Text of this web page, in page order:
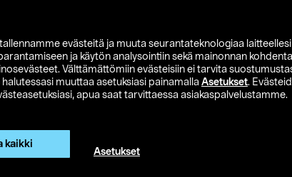
evästeitä ja muuta seurantateknologiaa laitteellesi
ja käytön analysointiin sekä mainonnan
Välttämättömiin evästeisiin ei tarvita
muuttaa asetuksiasi painamalla Asetukset.
apua saat tarvittaessa asiakaspalvelustamme.
kaikki
Asetukset